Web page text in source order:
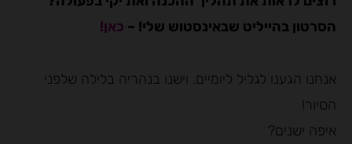
הסרטון בהייליט שבאינסטוש שלי! – כאן!
אנחנו הגענו לגליל ליומיים. וישנו בנהריה בלילה שלפני
הסיור!
איפה ישנים?